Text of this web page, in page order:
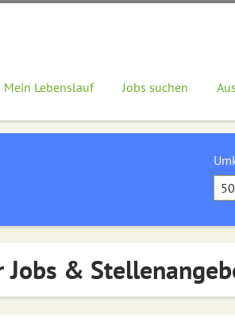
Mein Lebenslauf Jobs suchen
&